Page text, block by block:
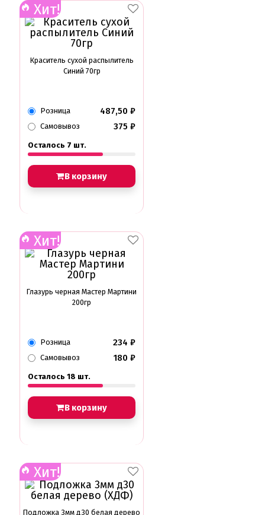
Хит!
Краситель сухой распылитель
Синий 70гр
Розница 487,50 ₽
Самовывоз 375 ₽
Осталось 7 шт.
В корзину
Хит!
Глазурь черная Мастер Мартини
200гр
Розница 234 ₽
Самовывоз 180 ₽
Осталось 18 шт.
В корзину
Хит!
Подложка 3мм д30 белая дерево